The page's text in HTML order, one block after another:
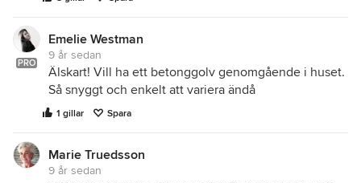
PRO
Emelie Westman
9 år sedan
Älskart! Vill ha ett betonggolv genomgående i huset.
Så snyggt och enkelt att variera ändå
1 gillar Spara
Marie Truedsson
9 år sedan